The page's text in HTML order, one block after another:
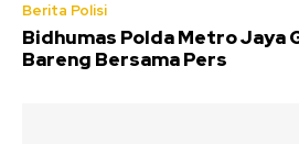
Berita Polisi
Bidhumas Polda Metro Jaya
Bareng Bersama Pers